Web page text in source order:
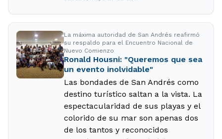
La máxima autoridad de San Andrés reafirmó
su respaldo para el Encuentro Nacional de
Nuevo Comienzo
Ronald Housni: "Queremos que sea
un evento inolvidable"
Las bondades de San Andrés como
destino turístico saltan a la vista. La
espectacularidad de sus playas y el
colorido de su mar son apenas dos
de los tantos y reconocidos